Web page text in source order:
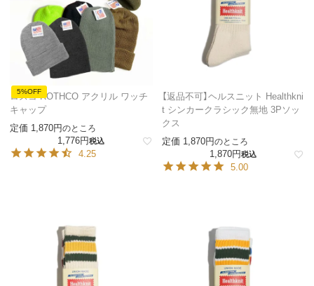
5%OFF
ロスコ ROTHCO アクリル ワッチ
キャップ
定価 1,870 のところ
1,776 税込
4.25
【返品不可】ヘルスニット Healthkni
t シンカークラシック無地 3Pソッ
クス
定価 1,870 のところ
1,870 税込
5.00